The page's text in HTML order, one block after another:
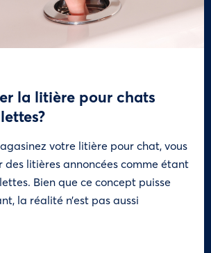
la litière pour chats
votre litière pour chat, vous
des litières annoncées comme étant
Bien que ce concept puisse
la réalité n’est pas aussi